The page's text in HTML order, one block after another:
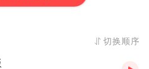
切换顺序